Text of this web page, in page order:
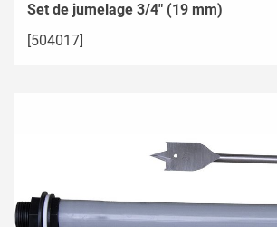
Set de jumelage 3/4" (19 mm)
[504017]